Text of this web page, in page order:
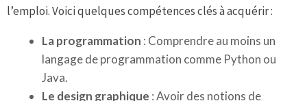
l’emploi. Voici quelques compétences clés à acquérir :
La programmation : Comprendre au moins un
langage de programmation comme Python ou
Java.
Le design graphique : Avoir des notions de